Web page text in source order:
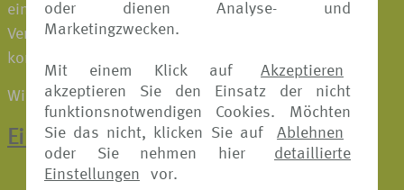
oder dienen Analyse- und
Marketingzwecken.
Mit einem Klick auf
Akzeptieren
akzeptieren Sie den Einsatz der nicht
funktionsnotwendigen Cookies. Möchten
Sie das nicht, klicken Sie auf
Ablehnen
oder Sie nehmen hier
detaillierte
Einstellungen
vor.
einzigartige, kundenzentrierte B2B2C-Lösungen, die
Versicherung, Assistance und hochwertige Services
kombinieren für mehr Sicherheit und Lebensqualität.
Wir schützen, was wichtig ist, wenn es wichtig ist
Ein Klick zur Online-Schadenmeldung